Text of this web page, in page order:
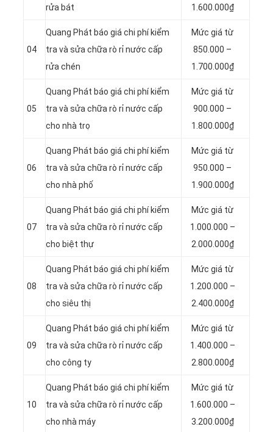
rửa bát
1.600.000₫
04
Quang Phát báo giá chi phí kiểm
tra và sửa chữa rò rỉ nước cấp
rửa chén
Mức giá từ
850.000 –
1.700.000₫
05
Quang Phát báo giá chi phí kiểm
tra và sửa chữa rò rỉ nước cấp
cho nhà trọ
Mức giá từ
900.000 –
1.800.000₫
06
Quang Phát báo giá chi phí kiểm
tra và sửa chữa rò rỉ nước cấp
cho nhà phố
Mức giá từ
950.000 –
1.900.000₫
07
Quang Phát báo giá chi phí kiểm
tra và sửa chữa rò rỉ nước cấp
cho biệt thự
Mức giá từ
1.000.000 –
2.000.000₫
08
Quang Phát báo giá chi phí kiểm
tra và sửa chữa rò rỉ nước cấp
cho siêu thị
Mức giá từ
1.200.000 –
2.400.000₫
09
Quang Phát báo giá chi phí kiểm
tra và sửa chữa rò rỉ nước cấp
cho công ty
Mức giá từ
1.400.000 –
2.800.000₫
10
Quang Phát báo giá chi phí kiểm
tra và sửa chữa rò rỉ nước cấp
cho nhà máy
Mức giá từ
1.600.000 –
3.200.000₫